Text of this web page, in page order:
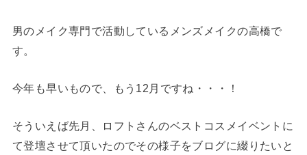
男のメイク専門で活動しているメンズメイクの高橋で
す。
今年も早いもので、もう12月ですね・・・！
そういえば先月、ロフトさんのベストコスメイベントに
て登壇させて頂いたのでその様子をブログに綴りたいと